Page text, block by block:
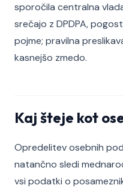
sporočila centralna
srečajo z DPDPA,
pojme; pravilna
kasnejšo zmedo.
Kaj šteje kot
Opredelitev osebnih
natančno sledi
vsi podatki o